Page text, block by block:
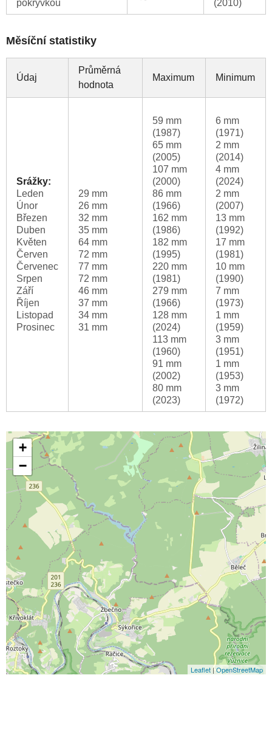
pokrývkou
(2010)
Měsíční statistiky
Údaj
Průměrná
hodnota
Maximum Minimum
Srážky:
Leden
Únor
Březen
Duben
Květen
Červen
Červenec
Srpen
Září
Říjen
Listopad
Prosinec
29 mm
26 mm
32 mm
35 mm
64 mm
72 mm
77 mm
72 mm
46 mm
37 mm
34 mm
31 mm
59 mm
(1987)
65 mm
(2005)
107 mm
(2000)
86 mm
(1966)
162 mm
(1986)
182 mm
(1995)
220 mm
(1981)
279 mm
(1966)
128 mm
(2024)
113 mm
(1960)
91 mm
(2002)
80 mm
(2023)
6 mm
(1971)
2 mm
(2014)
4 mm
(2024)
2 mm
(2007)
13 mm
(1992)
17 mm
(1981)
10 mm
(1990)
7 mm
(1973)
1 mm
(1959)
3 mm
(1951)
1 mm
(1953)
3 mm
(1972)
+
−
Leaflet | OpenStreetMap